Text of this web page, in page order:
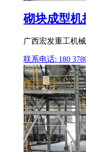
砌块成型机
广西宏发重工机
联系电话: 180